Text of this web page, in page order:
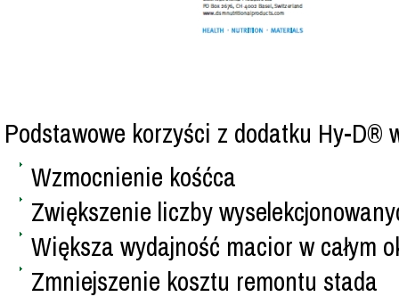
Podstawowe korzyści z dodatku Hy-D®
Wzmocnienie kośćca
Zwiększenie liczby
Większa wydajność macior w całym
Zmniejszenie kosztu remontu stada